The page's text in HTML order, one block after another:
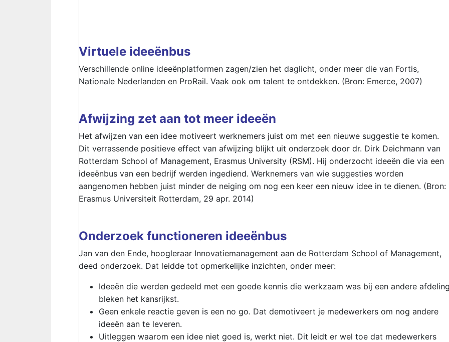
Virtuele ideeënbus
Verschillende online ideeënplatformen zagen/zien het daglicht, onder meer die van Fortis,
Nationale Nederlanden en ProRail. Vaak ook om talent te ontdekken. (Bron: Emerce, 2007)
Afwijzing zet aan tot meer ideeën
Het afwijzen van een idee motiveert werknemers juist om met een nieuwe suggestie te komen.
Dit verrassende positieve effect van afwijzing blijkt uit onderzoek door dr. Dirk Deichmann van
Rotterdam School of Management, Erasmus University (RSM). Hij onderzocht ideeën die via een
ideeënbus van een bedrijf werden ingediend. Werknemers van wie suggesties worden
aangenomen hebben juist minder de neiging om nog een keer een nieuw idee in te dienen. (Bron:
Erasmus Universiteit Rotterdam, 29 apr. 2014)
Onderzoek functioneren ideeënbus
Jan van den Ende, hoogleraar Innovatiemanagement aan de Rotterdam School of Management,
deed onderzoek. Dat leidde tot opmerkelijke inzichten, onder meer:
Ideeën die werden gedeeld met een goede kennis die werkzaam was bij een andere
bleken het kansrijkst.
Geen enkele reactie geven is een no go. Dat demotiveert je medewerkers om nog andere
ideeën aan te leveren.
Uitleggen waarom een idee niet goed is, werkt niet. Dit leidt er wel toe dat medewerkers